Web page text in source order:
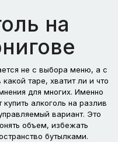
на
не с выбора меню, а с
таре, хватит ли и что
для многих. Именно
алкоголь на разлив
вариант. Это
объем, избежать
бутылками.